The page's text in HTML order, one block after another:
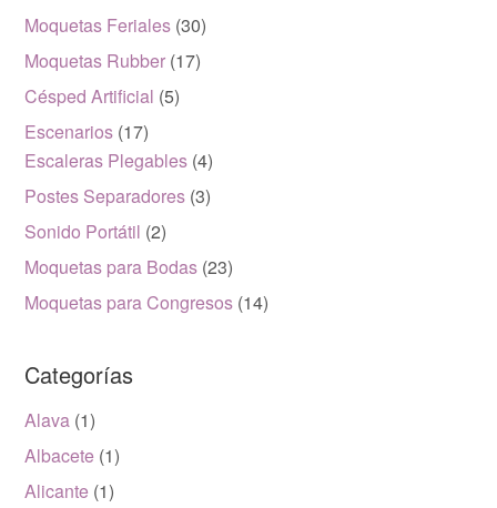
Moquetas Feriales (30)
Moquetas Rubber (17)
Césped Artificial (5)
Escenarios (17)
Escaleras Plegables (4)
Postes Separadores (3)
Sonido Portátil (2)
Moquetas para Bodas (23)
Moquetas para Congresos (14)
Categorías
Alava (1)
Albacete (1)
Alicante (1)